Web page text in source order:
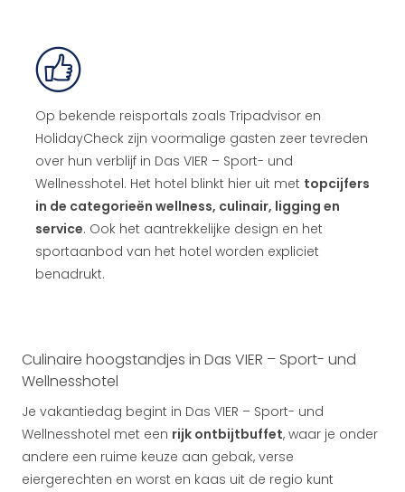
Op bekende reisportals zoals Tripadvisor en
HolidayCheck zijn voormalige gasten zeer tevreden
over hun verblijf in Das VIER – Sport- und
Wellnesshotel. Het hotel blinkt hier uit met topcijfers
in de categorieën wellness, culinair, ligging en
service. Ook het aantrekkelijke design en het
sportaanbod van het hotel worden expliciet
benadrukt.
Culinaire hoogstandjes in Das VIER – Sport- und
Wellnesshotel
Je vakantiedag begint in Das VIER – Sport- und
Wellnesshotel met een rijk ontbijtbuffet, waar je onder
andere een ruime keuze aan gebak, verse
eiergerechten en worst en kaas uit de regio kunt